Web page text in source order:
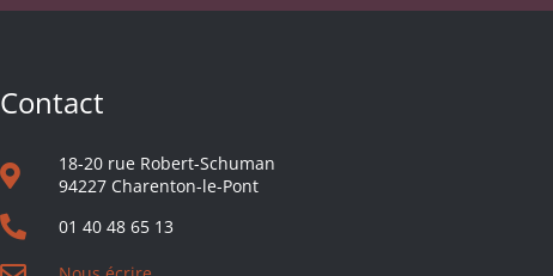
Contact
18-20 rue Robert-Schuman
94227 Charenton-le-Pont
01 40 48 65 13